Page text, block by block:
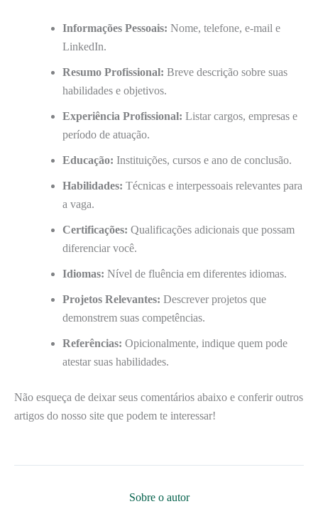
Informações Pessoais: Nome, telefone, e-mail e
LinkedIn.
Resumo Profissional: Breve descrição sobre suas
habilidades e objetivos.
Experiência Profissional: Listar cargos, empresas e
período de atuação.
Educação: Instituições, cursos e ano de conclusão.
Habilidades: Técnicas e interpessoais relevantes para
a vaga.
Certificações: Qualificações adicionais que possam
diferenciar você.
Idiomas: Nível de fluência em diferentes idiomas.
Projetos Relevantes: Descrever projetos que
demonstrem suas competências.
Referências: Opicionalmente, indique quem pode
atestar suas habilidades.
Não esqueça de deixar seus comentários abaixo e conferir outros
artigos do nosso site que podem te interessar!
Sobre o autor